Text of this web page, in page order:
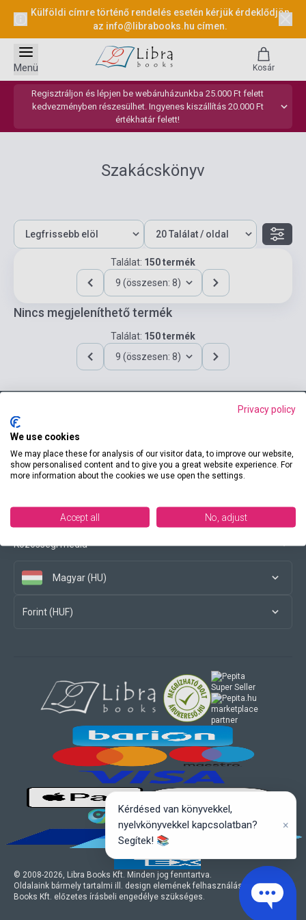
Külföldi címre történő rendelés esetén kérjük érdeklődjön
az info@librabooks.hu címen.
Regisztráljon és lépjen be webáruházunkba 25.000 Ft felett
kedvezményben részesülhet. Ingyenes kiszállítás 20.000 Ft
értékhatár felett!
Menü Kosár
Szakácskönyv
Találat: 150 termék
9 (összesen: 8)
Nincs megjeleníthető termék
Találat: 150 termék
9 (összesen: 8)
Elérhetőségeink
Közösségi média
Magyar (HU)
Forint (HUF)
© 2008-2026, Libra Books Kft. Minden jog fenntartva.
Oldalaink bármely tartalmi ill. design elemének felhasználásához a Libra
Books Kft. előzetes írásbeli engedélye szükséges.
marketplace
partner
Privacy policy
We use cookies
We may place these for analysis of our visitor data, to improve our website,
show personalised content and to give you a great website experience. For
more information about the cookies we use open the settings.
Accept all No, adjust
Kérdésed van könyvekkel,
nyelvkönyvekkel kapcsolatban?
Segítek! 📚
×